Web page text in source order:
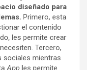
diseñado para
Primero, esta
el contenido
les permite crear
Tercero,
sociales mientras
App les permite